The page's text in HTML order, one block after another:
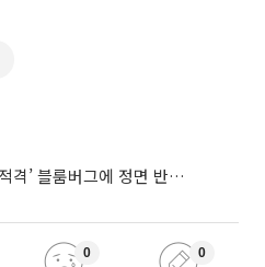
금융위, ‘한국 증시 투자 부적격’ 블룸버그에 정면 반박…“근거 불분명”
0 0